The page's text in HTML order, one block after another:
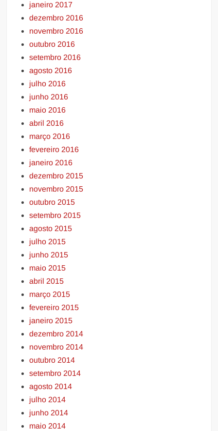
janeiro 2017
dezembro 2016
novembro 2016
outubro 2016
setembro 2016
agosto 2016
julho 2016
junho 2016
maio 2016
abril 2016
março 2016
fevereiro 2016
janeiro 2016
dezembro 2015
novembro 2015
outubro 2015
setembro 2015
agosto 2015
julho 2015
junho 2015
maio 2015
abril 2015
março 2015
fevereiro 2015
janeiro 2015
dezembro 2014
novembro 2014
outubro 2014
setembro 2014
agosto 2014
julho 2014
junho 2014
maio 2014